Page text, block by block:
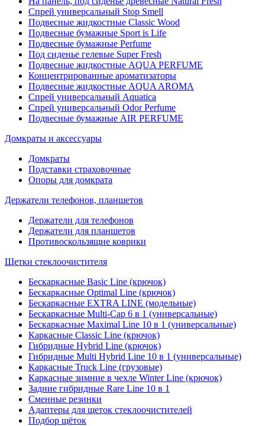
Спрей универсальный Stop Smell
Подвесные жидкостные Classic Wood
Подвесные бумажные Sport is Life
Подвесные бумажные Perfume
Под сиденье гелевые Super Fresh
Подвесные жидкостные AQUA PERFUME
Концентрированные ароматизаторы
Подвесные жидкостные AQUA AROMA
Спрей универсальный Aquatica
Спрей универсальный Odor Perfume
Подвесные бумажные AIR PERFUME
Домкраты и аксессуары
Домкраты
Подставки страховочные
Опоры для домкрата
Держатели телефонов, планшетов
Держатели для телефонов
Держатели для планшетов
Противоскользящие коврики
Щетки стеклоочистителя
Бескаркасные Basic Line (крючок)
Бескаркасные Optimal Line (крючок)
Бескаркасные EXTRA LINE (модельные)
Бескаркасные Multi-Cap 6 в 1 (универсальные)
Бескаркасные Maximal Line 10 в 1 (универсальные)
Каркасные Classic Line (крючок)
Гибридные Hybrid Line (крючок)
Гибридные Multi Hybrid Line 10 в 1 (универсальные)
Каркасные Truck Line (грузовые)
Каркасные зимние в чехле Winter Line (крючок)
Задние гибридные Rare Line 10 в 1
Сменные резинки
Адаптеры для щеток стеклоочистителей
Подбор щёток